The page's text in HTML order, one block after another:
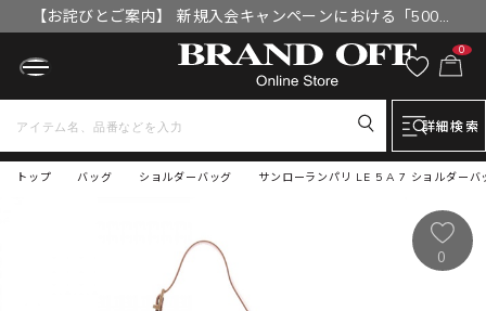
【お詫びとご案内】 新規入会キャンペーンにおける「500円
OFFクーポン」付与漏れと補填について
0
詳細検索
トップ サンローランパリ LE 5 A 7 ショルダー
バッグ ショルダーバッグ
0